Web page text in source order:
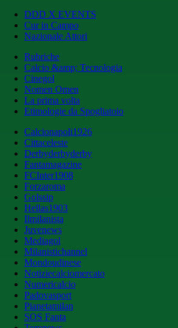
DDD X EVENTS
Cur in Campo
Nazionale Attori
Rubriche
Calcio &amp; Tecnologia
Cinegol
Nomen Omen
La prima volta
Etimologie da Spogliatoio
Calcionapoli1926
Cittaceleste
Derbyderbyderby
Fantamagazine
FCInter1908
Forzaroma
Golssip
Hellas1903
Ilmilanista
Juvenews
Mediagol
Milanistichannel
Mondoudinese
Notiziecalciomercato
Numericalcio
Padovasport
Pianetamilan
SOS Fanta